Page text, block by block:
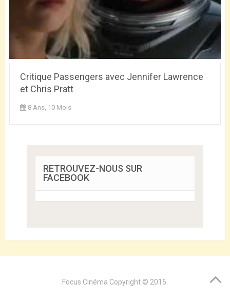
Critique Passengers avec Jennifer Lawrence
et Chris Pratt
8 Ans, 10 Mois
RETROUVEZ-NOUS SUR
FACEBOOK
Focus Cinéma Copyright © 2015.